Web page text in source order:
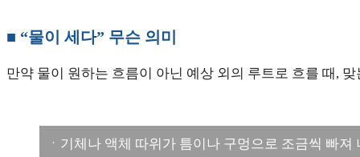
■ “물이 세다” 무슨 의미
만약 물이 원하는 흐름이 아닌 예상 외의 루트로 흐를 때,
ㆍ기체나 액체 따위가 틈이나 구멍으로 조금씩 빠져